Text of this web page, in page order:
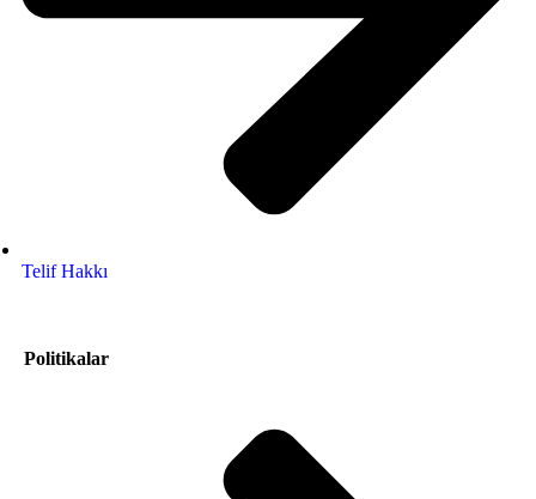
Telif Hakkı
Politikalar